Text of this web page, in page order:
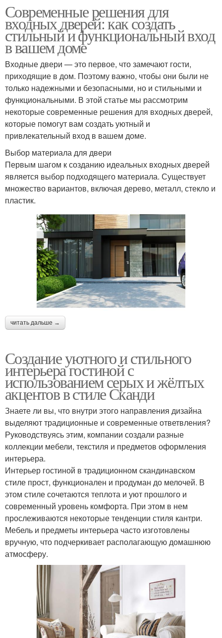
Современные решения для
входных дверей: как создать
стильный и функциональный вход
в вашем доме
Входные двери — это первое, что замечают гости,
приходящие в дом. Поэтому важно, чтобы они были не
только надежными и безопасными, но и стильными и
функциональными. В этой статье мы рассмотрим
некоторые современные решения для входных дверей,
которые помогут вам создать уютный и
привлекательный вход в вашем доме.
Выбор материала для двери
Первым шагом к созданию идеальных входных дверей
является выбор подходящего материала. Существует
множество вариантов, включая дерево, металл, стекло и
пластик.
читать дальше →
Создание уютного и стильного
интерьера гостиной с
использованием серых и жёлтых
акцентов в стиле Сканди
Знаете ли вы, что внутри этого направления дизайна
выделяют традиционные и современные ответвления?
Руководствуясь этим, компании создали разные
коллекции мебели, текстиля и предметов оформления
интерьера.
Интерьер гостиной в традиционном скандинавском
стиле прост, функционален и продуман до мелочей. В
этом стиле сочетаются теплота и уют прошлого и
современный уровень комфорта. При этом в нем
прослеживаются некоторые тенденции стиля кантри.
Мебель и предметы интерьера часто изготовлены
вручную, что подчеркивает располагающую домашнюю
атмосферу.